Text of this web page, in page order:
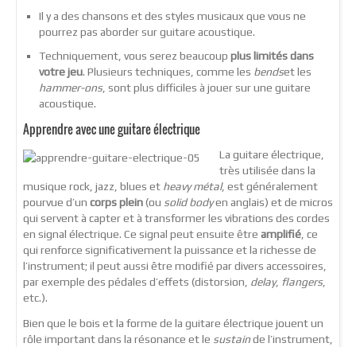
Il y a des chansons et des styles musicaux que vous ne
pourrez pas aborder sur guitare acoustique.
Techniquement, vous serez beaucoup plus limités dans
votre jeu. Plusieurs techniques, comme les bendset les
hammer-ons, sont plus difficiles à jouer sur une guitare
acoustique.
Apprendre avec une guitare électrique
La guitare électrique,
très utilisée dans la
musique rock, jazz, blues et heavy métal, est généralement
pourvue d’un corps plein(ou solid bodyen anglais) et de micros
qui servent à capter et à transformer les vibrations des cordes
en signal électrique. Ce signal peut ensuite être amplifié, ce
qui renforce significativement la puissance et la richesse de
l’instrument; il peut aussi être modifié par divers accessoires,
par exemple des pédales d’effets (distorsion, delay, flangers,
etc.).
Bien que le bois et la forme de la guitare électrique jouent un
rôle important dans la résonance et le sustainde l’instrument,